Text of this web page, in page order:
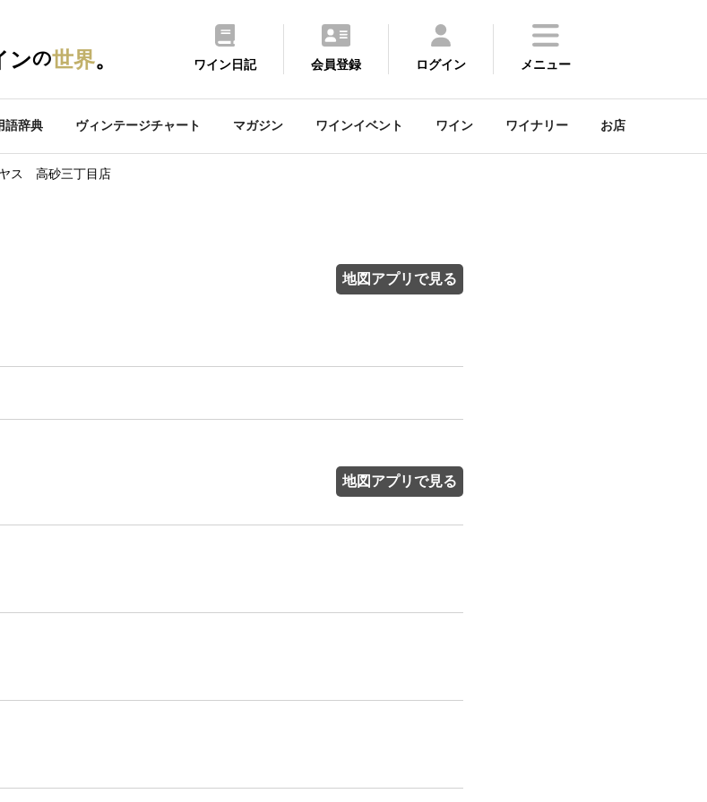
ンの世界。 ワイン日記 会員登録 ログイン メニュー
語辞典 ヴィンテージチャート マガジン ワインイベント ワイン ワイナリー お店
ス 高砂三丁目店
地図アプリで見る
地図アプリで見る